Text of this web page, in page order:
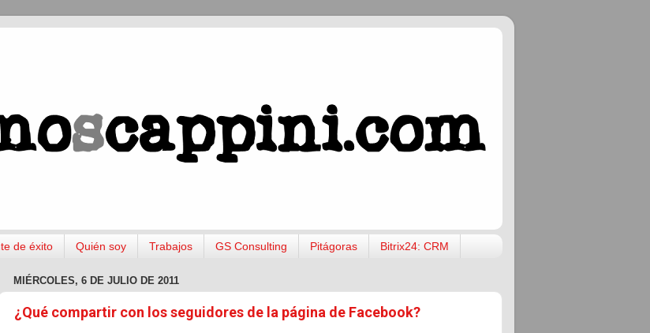
de éxito Quién soy Trabajos GS Consulting Pitágoras Bitrix24: CRM
MIÉRCOLES, 6 DE JULIO DE 2011
¿Qué compartir con los seguidores de la página de Facebook?